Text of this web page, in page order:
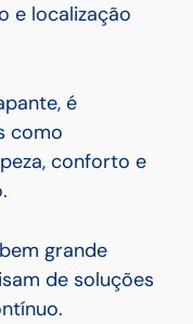
e localização
é
como
conforto e
grande
de soluções